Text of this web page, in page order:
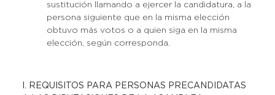
sustitución llamando a ejercer la candidatura, a la
persona siguiente que en la misma elección
obtuvo más votos o a quien siga en la misma
elección, según corresponda.
I. REQUISITOS PARA PERSONAS PRECANDIDATAS